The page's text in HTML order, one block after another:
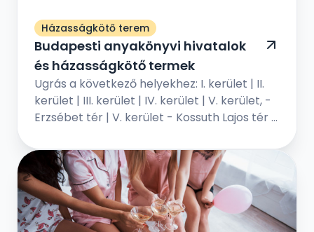
Házasságkötő terem
Budapesti anyakönyvi hivatalok
és házasságkötő termek
Ugrás a következő helyekhez: I. kerület | II.
kerület | III. kerület | IV. kerület | V. kerület, -
Erzsébet tér | V. kerület - Kossuth Lajos tér |